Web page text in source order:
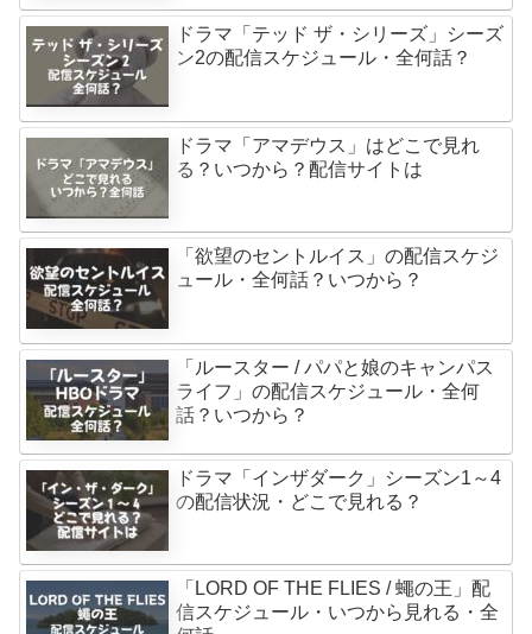
ドラマ「テッド ザ・シリーズ」シーズ
ン2の配信スケジュール・全何話？
ドラマ「アマデウス」はどこで見れ
る？いつから？配信サイトは
「欲望のセントルイス」の配信スケジ
ュール・全何話？いつから？
「ルースター / パパと娘のキャンパス
ライフ」の配信スケジュール・全何
話？いつから？
ドラマ「インザダーク」シーズン1～4
の配信状況・どこで見れる？
「LORD OF THE FLIES / 蠅の王」配
信スケジュール・いつから見れる・全